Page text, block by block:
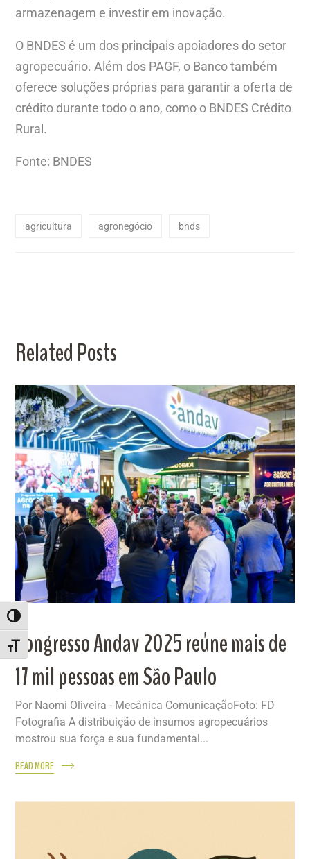
ALTERNAR ALTO CONTRASTE
ALTERNAR TAMANHO DA FONTE
armazenagem e investir em inovação.
O BNDES é um dos principais apoiadores do setor
agropecuário. Além dos PAGF, o Banco também
oferece soluções próprias para garantir a oferta de
crédito durante todo o ano, como o BNDES Crédito
Rural.
Fonte: BNDES
agricultura agronegócio bnds
Related Posts
Congresso Andav 2025 reúne mais de
17 mil pessoas em São Paulo
Por Naomi Oliveira - Mecânica ComunicaçãoFoto: FD
Fotografia A distribuição de insumos agropecuários
mostrou sua força e sua fundamental...
READ MORE